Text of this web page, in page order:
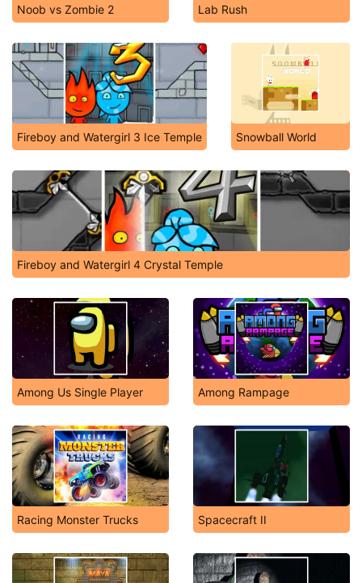
Noob vs Zombie 2 Lab Rush
Fireboy and Watergirl 3 Ice Temple Snowball World
Fireboy and Watergirl 4 Crystal Temple
Among Us Single Player Among Rampage
Racing Monster Trucks Spacecraft II